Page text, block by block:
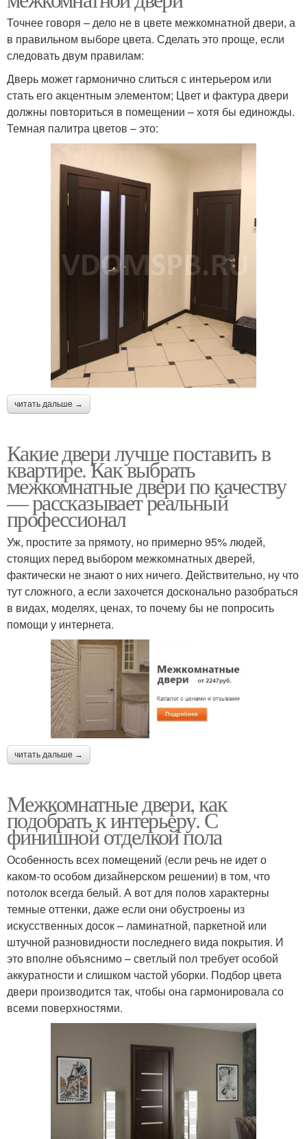
Точнее говоря – дело не в цвете межкомнатной двери, а
в правильном выборе цвета. Сделать это проще, если
следовать двум правилам:
Дверь может гармонично слиться с интерьером или
стать его акцентным элементом; Цвет и фактура двери
должны повториться в помещении – хотя бы единожды.
Темная палитра цветов – это:
читать дальше →
Какие двери лучше поставить в
квартире. Как выбрать
межкомнатные двери по качеству
— рассказывает реальный
профессионал
Уж, простите за прямоту, но примерно 95% людей,
стоящих перед выбором межкомнатных дверей,
фактически не знают о них ничего. Действительно, ну что
тут сложного, а если захочется досконально разобраться
в видах, моделях, ценах, то почему бы не попросить
помощи у интернета.
читать дальше →
Межкомнатные двери, как
подобрать к интерьеру. С
финишной отделкой пола
Особенность всех помещений (если речь не идет о
каком-то особом дизайнерском решении) в том, что
потолок всегда белый. А вот для полов характерны
темные оттенки, даже если они обустроены из
искусственных досок – ламинатной, паркетной или
штучной разновидности последнего вида покрытия. И
это вполне объяснимо – светлый пол требует особой
аккуратности и слишком частой уборки. Подбор цвета
двери производится так, чтобы она гармонировала со
всеми поверхностями.